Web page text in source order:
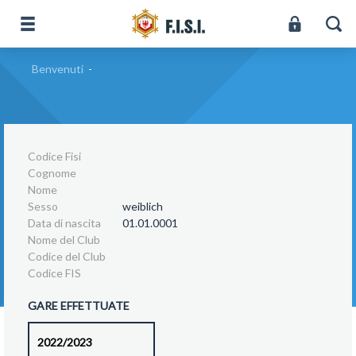
Benvenuti -
Codice Fisi
Cognome
Nome
Sesso
weiblich
Data di nascita
01.01.0001
Nome del Club
Codice del Club
Codice FIS
GARE EFFETTUATE